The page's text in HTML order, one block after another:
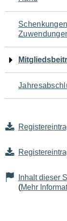
Inhalt dieser
(Mehr